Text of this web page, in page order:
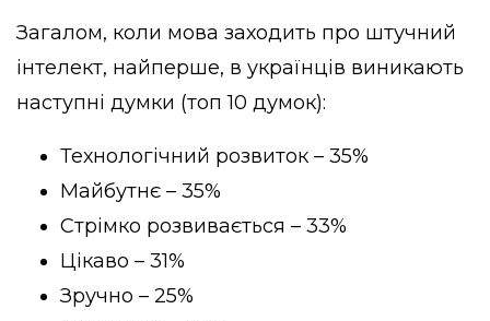
Загалом, коли мова заходить про штучний
інтелект, найперше, в українців виникають
наступні думки (топ 10 думок):
Технологічний розвиток – 35%
Майбутнє – 35%
Стрімко розвивається – 33%
Цікаво – 31%
Зручно – 25%